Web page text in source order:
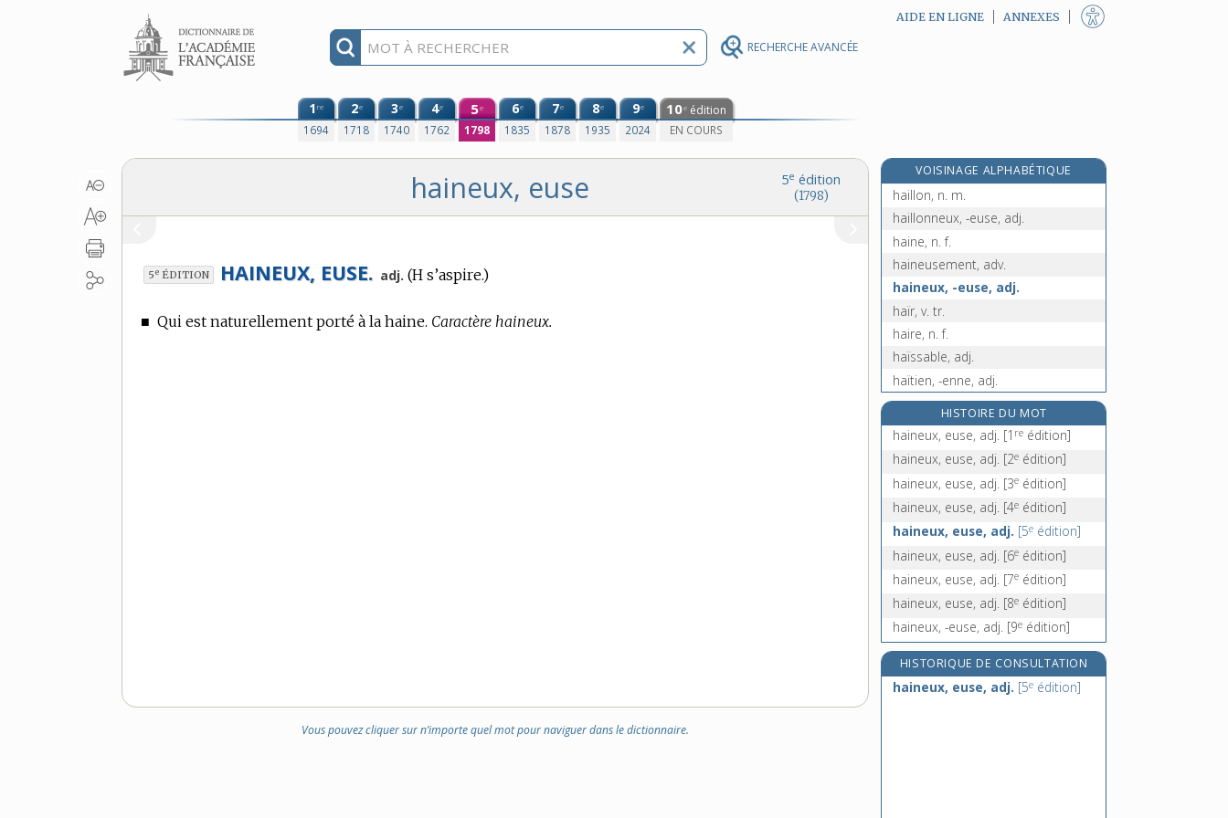
RECHERCHE AVANCÉE
Aller au contenu AIDE EN LIGNE ANNEXES
1re
1694
2e
1718
3e
1740
4e
1762
5e
1798
6e
1835
7e
1878
8e
1935
9e
2024
10e édition
EN COURS
5e édition
(1798)
haineux, euse
5e ÉDITION HAINEUX, EUSE. adj. (H s’aspire.)
■ Qui est naturellement porté à la haine. Caractère haineux.
Vous pouvez cliquer sur n’importe quel mot pour naviguer dans le dictionnaire.
VOISINAGE ALPHABÉTIQUE
haïku, n. m.
haillon, n. m.
haillonneux, -euse, adj.
haine, n. f.
haineusement, adv.
haineux, -euse, adj.
haïr, v. tr.
haire, n. f.
haïssable, adj.
haïtien, -enne, adj.
halage, n. m.
halal, adj. inv.
halbrené, -ée, adj.
halbrener, v. intr.
[8 e
HISTOIRE DU MOT
haineux, euse, adj. [1 re édition]
haineux, euse, adj. [2e édition]
haineux, euse, adj. [3e édition]
haineux, euse, adj. [4e édition]
haineux, euse, adj. [5e édition]
haineux, euse, adj. [6e édition]
haineux, euse, adj. [7e édition]
haineux, euse, adj. [8e édition]
haineux, -euse, adj. [9e édition]
HISTORIQUE DE CONSULTATION
haineux, euse, adj. [5e édition]